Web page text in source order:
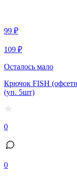
99 ₽
109 ₽
Осталось мало
Крючок FISH
(уп. 5шт)
0
0